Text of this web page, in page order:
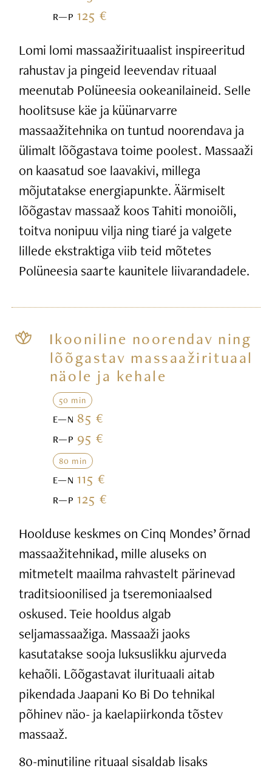
R—P125 €
Lomi lomi massaažirituaalist inspireeritud
rahustav ja pingeid leevendav rituaal
meenutab Polüneesia ookeanilaineid. Selle
hoolitsuse käe ja küünarvarre
massaažitehnika on tuntud noorendava ja
ülimalt lõõgastava toime poolest. Massaaži
on kaasatud soe laavakivi, millega
mõjutatakse energiapunkte. Äärmiselt
lõõgastav massaaž koos Tahiti monoiõli,
toitva nonipuu vilja ning tiaré ja valgete
lillede ekstraktiga viib teid mõtetes
Polüneesia saarte kaunitele liivarandadele.
Ikooniline noorendav ning
lõõgastav massaažirituaal
näole ja kehale
50 min
E—N 85 €
R—P 95 €
80 min
E—N115 €
R—P125 €
Hoolduse keskmes on Cinq Mondes’ õrnad
massaažitehnikad, mille aluseks on
mitmetelt maailma rahvastelt pärinevad
traditsioonilised ja tseremoniaalsed
oskused. Teie hooldus algab
seljamassaažiga. Massaaži jaoks
kasutatakse sooja luksuslikku ajurveda
kehaõli. Lõõgastavat ilurituaali aitab
pikendada Jaapani Ko Bi Do tehnikal
põhinev näo- ja kaelapiirkonda tõstev
massaaž.
80-minutiline rituaal sisaldab lisaks